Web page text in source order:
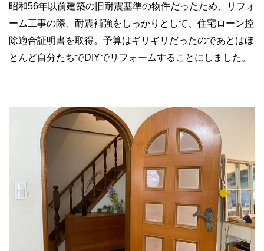
昭和56年以前建築の旧耐震基準の物件だったため、リフォ
ーム工事の際、耐震補強をしっかりとして、住宅ローン控
除適合証明書を取得。予算はギリギリだったのであとはほ
とんど自分たちでDIYでリフォームすることにしました。